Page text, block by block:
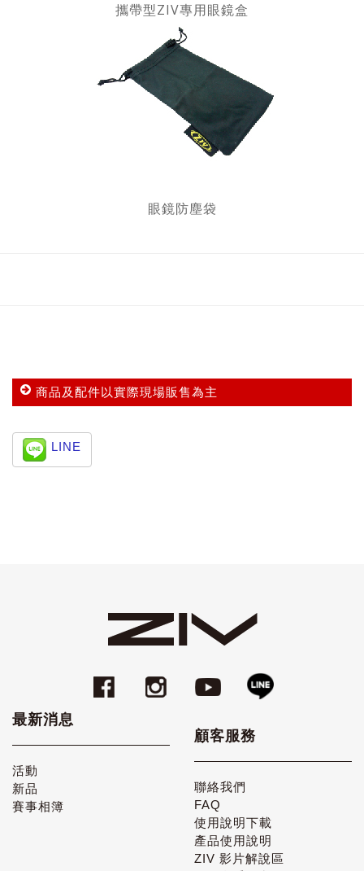
攜帶型ZIV專用眼鏡盒
眼鏡防塵袋
商品及配件以實際現場販售為主
LINE
最新消息
活動
新品
賽事相簿
顧客服務
聯絡我們
FAQ
使用說明下載
產品使用說明
ZIV 影片解說區